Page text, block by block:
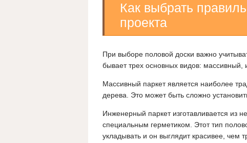
Как выбрать
проекта
При выборе половой доски важно
бывает трех основных видов:
Массивный паркет является наиболее
дерева. Это может быть сложно
Инженерный паркет изготавливается из
специальным герметиком. Этот тип
укладывать и он выглядит красивее,